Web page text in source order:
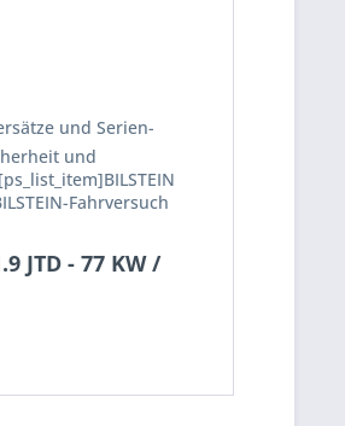
und Serien-
und
Fahrversuch
JTD - 77 KW /